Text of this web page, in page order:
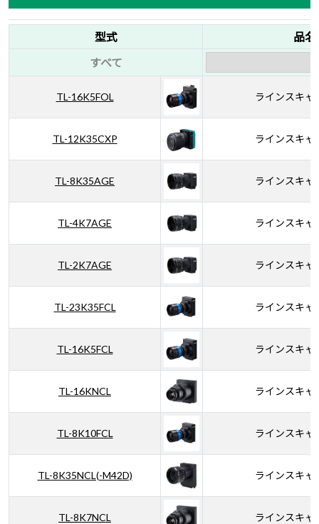
型式
品名
すべて
TL-16K5FOL ラインスキャ
TL-12K35CXP ラインスキャ
TL-8K35AGE ラインスキャ
TL-4K7AGE ラインスキャ
TL-2K7AGE ラインスキャ
TL-23K35FCL ラインスキャ
TL-16K5FCL ラインスキャ
TL-16KNCL ラインスキャ
TL-8K10FCL ラインスキャ
TL-8K35NCL(-M42D) ラインスキャ
TL-8K7NCL ラインスキャ